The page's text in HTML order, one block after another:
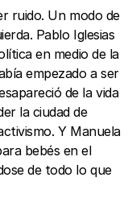
ruido. Un modo de
Pablo Iglesias
en medio de la
empezado a ser
de la vida
la ciudad de
Y Manuela
bebés en el
de todo lo que